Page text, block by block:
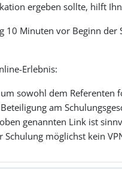
ergeben sollte, hilft
10 Minuten vor Beginn
Erlebnis:
sowohl dem Referenten
am
genannten Link ist
möglichst kein